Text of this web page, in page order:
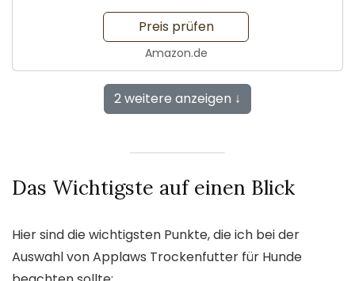
Preis prüfen
Amazon.de
2 weitere anzeigen ↓
Das Wichtigste auf einen Blick
Hier sind die wichtigsten Punkte, die ich bei der
Auswahl von Applaws Trockenfutter für Hunde